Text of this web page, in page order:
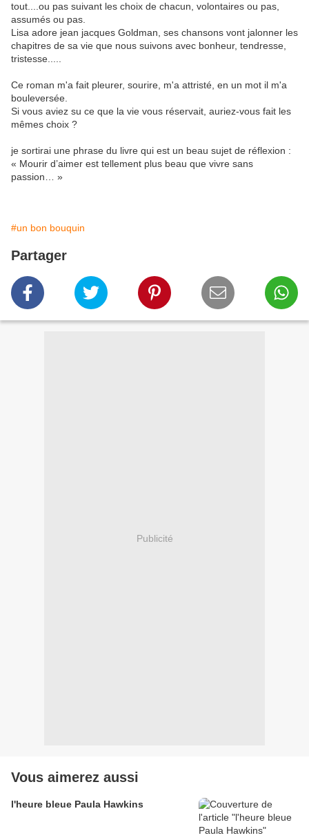
tout....ou pas suivant les choix de chacun, volontaires ou pas,
assumés ou pas.
Lisa adore jean jacques Goldman, ses chansons vont jalonner les
chapitres de sa vie que nous suivons avec bonheur, tendresse,
tristesse.....
Ce roman m'a fait pleurer, sourire, m'a attristé, en un mot il m'a
bouleversée.
Si vous aviez su ce que la vie vous réservait, auriez-vous fait les
mêmes choix ?
je sortirai une phrase du livre qui est un beau sujet de réflexion :
« Mourir d’aimer est tellement plus beau que vivre sans
passion… »
#un bon bouquin
Partager
Publicité
Vous aimerez aussi
l'heure bleue Paula Hawkins